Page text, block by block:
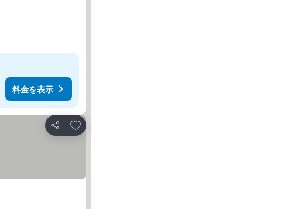
料金を表示
シェア
お気に入りに追加